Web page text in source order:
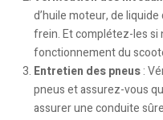
d’huile moteur, de
frein. Et complétez-les si
fonctionnement du
Entretien des pneus:
pneus et assurez-vous
assurer une conduite